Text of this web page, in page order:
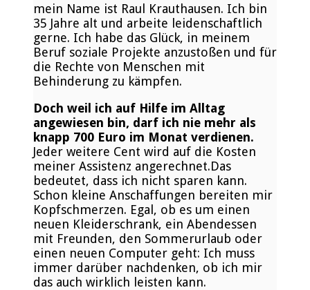
mein Name ist Raul Krauthausen. Ich bin
35 Jahre alt und arbeite leidenschaftlich
gerne. Ich habe das Glück, in meinem
Beruf soziale Projekte anzustoßen und für
die Rechte von Menschen mit
Behinderung zu kämpfen.
Doch weil ich auf Hilfe im Alltag
angewiesen bin, darf ich nie mehr als
knapp 700 Euro im Monat verdienen.
Jeder weitere Cent wird auf die Kosten
meiner Assistenz angerechnet.Das
bedeutet, dass ich nicht sparen kann.
Schon kleine Anschaffungen bereiten mir
Kopfschmerzen. Egal, ob es um einen
neuen Kleiderschrank, ein Abendessen
mit Freunden, den Sommerurlaub oder
einen neuen Computer geht: Ich muss
immer darüber nachdenken, ob ich mir
das auch wirklich leisten kann.